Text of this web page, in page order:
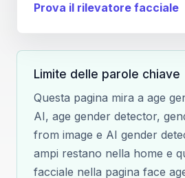
Prova il rilevatore facciale
Limite delle parole chiave
Questa pagina mira a age
AI, age gender detector,
from image e AI gender
ampi restano nella home e
facciale nella pagina face